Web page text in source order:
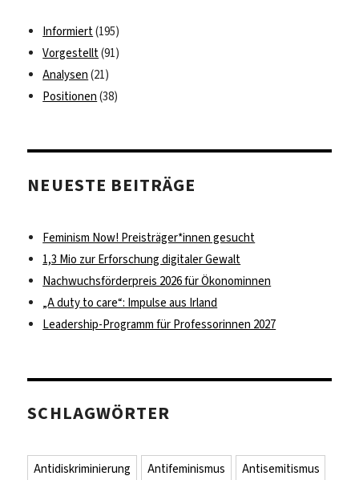
Informiert(195)
Vorgestellt(91)
Analysen (21)
Positionen (38)
NEUESTE BEITRÄGE
Feminism Now! Preisträger*innen gesucht
1,3 Mio zur Erforschung digitaler Gewalt
Nachwuchsförderpreis 2026 für Ökonominnen
„A duty to care“: Impulse aus Irland
Leadership-Programm für Professorinnen 2027
SCHLAGWÖRTER
Antidiskriminierung Antifeminismus
Antisemitismus